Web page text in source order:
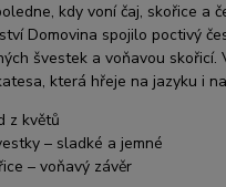
kdy voní čaj, skořice a
Domovina spojilo poctivý
švestek a voňavou skořicí.
která hřeje na jazyku i
z květů
– sladké a jemné
– voňavý závěr